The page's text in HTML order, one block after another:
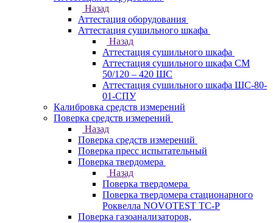
Назад
Аттестация оборудования
Аттестация сушильного шкафа
Назад
Аттестация сушильного шкафа
Аттестация сушильного шкафа СМ
50/120 – 420 ШС
Аттестация сушильного шкафа ШС-80-
01-СПУ
Калибровка средств измерений
Поверка средств измерений
Назад
Поверка средств измерений
Поверка пресс испытательный
Поверка твердомера
Назад
Поверка твердомера
Поверка твердомера стационарного
Роквелла NOVOTEST TС-Р
Поверка газоанализаторов,